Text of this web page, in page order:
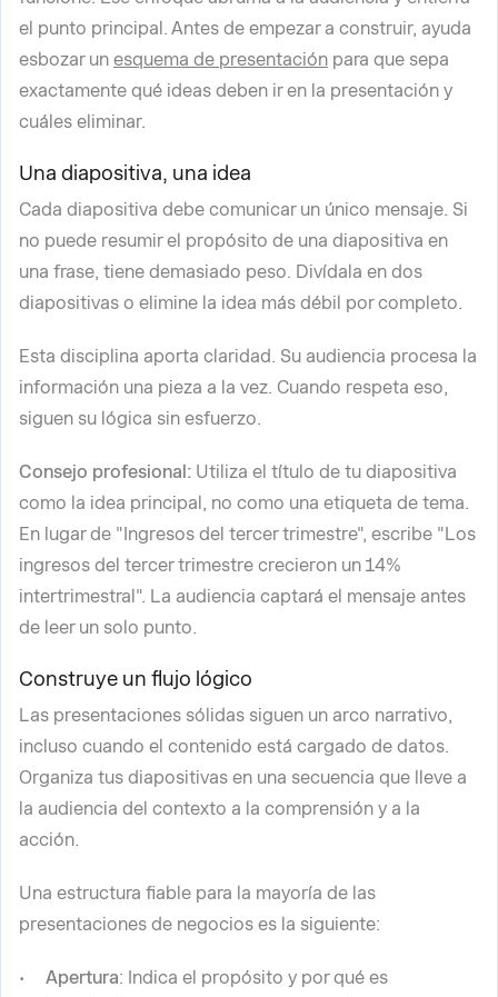
el punto principal. Antes de empezar a construir, ayuda
esbozar un esquema de presentación para que sepa
exactamente qué ideas deben ir en la presentación y
cuáles eliminar.
Una diapositiva, una idea
Cada diapositiva debe comunicar un único mensaje. Si
no puede resumir el propósito de una diapositiva en
una frase, tiene demasiado peso. Divídala en dos
diapositivas o elimine la idea más débil por completo.
Esta disciplina aporta claridad. Su audiencia procesa la
información una pieza a la vez. Cuando respeta eso,
siguen su lógica sin esfuerzo.
Consejo profesional: Utiliza el título de tu diapositiva
como la idea principal, no como una etiqueta de tema.
En lugar de "Ingresos del tercer trimestre", escribe "Los
ingresos del tercer trimestre crecieron un 14%
intertrimestral". La audiencia captará el mensaje antes
de leer un solo punto.
Construye un flujo lógico
Las presentaciones sólidas siguen un arco narrativo,
incluso cuando el contenido está cargado de datos.
Organiza tus diapositivas en una secuencia que lleve a
la audiencia del contexto a la comprensión y a la
acción.
Una estructura fiable para la mayoría de las
presentaciones de negocios es la siguiente:
Apertura: Indica el propósito y por qué es